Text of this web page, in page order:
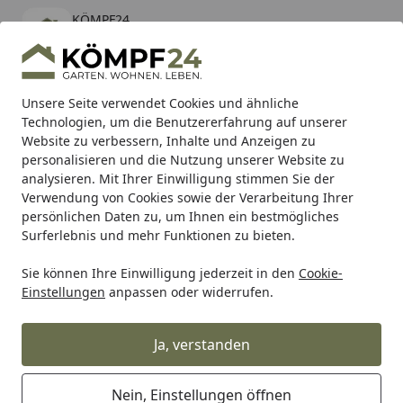
Unsere Seite verwendet Cookies und ähnliche
Technologien, um die Benutzererfahrung auf unserer
Website zu verbessern, Inhalte und Anzeigen zu
personalisieren und die Nutzung unserer Website zu
analysieren. Mit Ihrer Einwilligung stimmen Sie der
Verwendung von Cookies sowie der Verarbeitung Ihrer
persönlichen Daten zu, um Ihnen ein bestmögliches
Surferlebnis und mehr Funktionen zu bieten.
Sie können Ihre Einwilligung jederzeit in den Cookie-
Einstellungen anpassen oder widerrufen.
Ja, verstanden
Nein, Einstellungen öffnen
KÖMPF24
kostenlos - Im App Store
Hotline
Alle Produkte
Mein Konto
Suchen
Karibu Pools inkl. gratis Sandfilteranlage & Pool-
Starterset (Gesamtwert bis 468,99€)
Startseite
Grill Weber TÜR RECHTS SUMMIT 4XX (70028)
Weber TÜR RECHTS SUMMIT 4XX